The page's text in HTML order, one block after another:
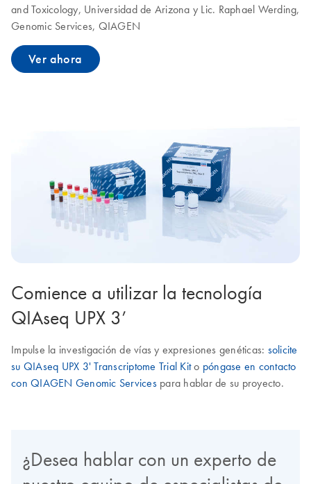
and Toxicology, Universidad de Arizona y Lic. Raphael Werding,
Genomic Services, QIAGEN
Ver ahora
Comience a utilizar la tecnología
QIAseq UPX 3’
Impulse la investigación de vías y expresiones genéticas: solicite
su QIAseq UPX 3' Transcriptome Trial Kito póngase en contacto
con QIAGEN Genomic Servicespara hablar de su proyecto.